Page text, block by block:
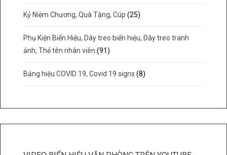
Kỷ Niệm Chương, Quà Tặng, Cúp (25)
Phụ Kiện Biển Hiệu, Dây treo biển hiệu, Dây treo tranh
ảnh, Thẻ tên nhân viên (91)
Bảng hiệu COVID 19, Covid 19 signs (8)